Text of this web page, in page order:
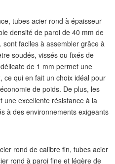
tubes acier rond à épaisseur
densité de paroi de 40 mm de
faciles à assembler grâce à
soudés, vissés ou fixés de
de 1 mm permet une
ce qui en fait un choix idéal pour
de poids. De plus, les
une excellente résistance à la
à des environnements exigeants
rond de calibre fin, tubes acier
rond à paroi fine et légère de